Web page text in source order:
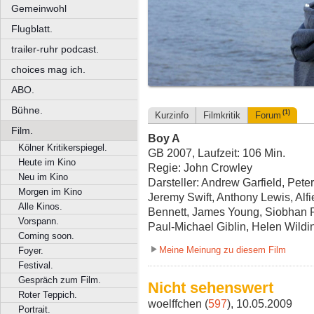
Gemeinwohl
Flugblatt.
trailer-ruhr podcast.
choices mag ich.
ABO.
Bühne.
Film.
Kölner Kritikerspiegel.
Heute im Kino
Neu im Kino
Morgen im Kino
Alle Kinos.
Vorspann.
Coming soon.
Foyer.
Festival.
Gespräch zum Film.
Roter Teppich.
Portrait.
Kurzinfo Filmkritik Forum (1)
Boy A
GB 2007, Laufzeit: 106 Min.
Regie: John Crowley
Darsteller: Andrew Garfield,
Jeremy Swift, Anthony Lewis,
Bennett, James Young, Siobhan
Paul-Michael Giblin, Helen
Meine Meinung zu diesem Film
Nicht sehenswert
woelffchen (597), 10.05.2009